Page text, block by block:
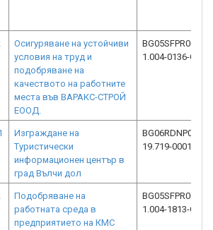
Осигуряване на устойчиви
условия на труд и
подобряване на
качеството на работните
места във ВАРАКС-СТРОЙ
ЕООД.
BG05SFPR002-
1.004-0136-C01
Изграждане на
Туристически
информационен център в
град Вълчи дол
BG06RDNP001-
19.719-0001-C03
Подобряване на
работната среда в
предприятието на КМС
BG05SFPR002-
1.004-1813-C01